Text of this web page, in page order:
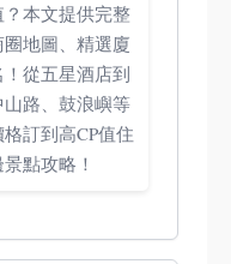
本文提供完整
地圖、精選廈
從五星酒店到
路、鼓浪嶼等
訂到高CP值住
點攻略！